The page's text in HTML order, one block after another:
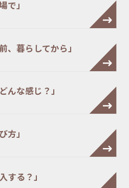
で」
暮らしてから」
んな感じ？」
方」
する？」